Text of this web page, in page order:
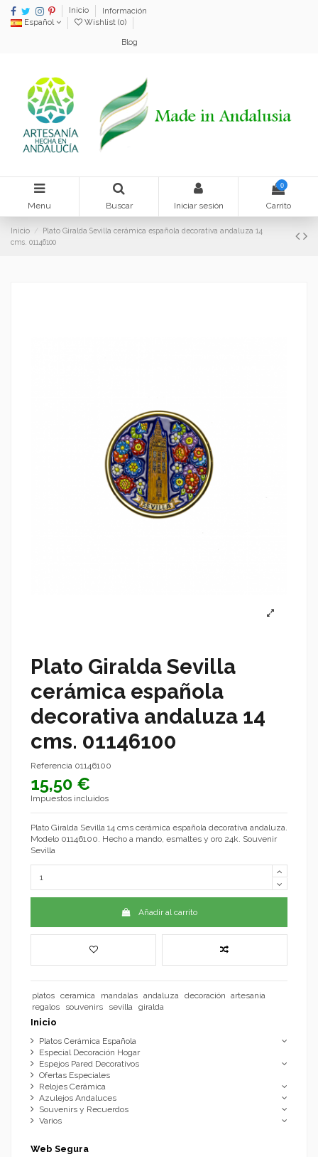
Inicio
Información
Español
Wishlist (0)
Blog
Menu Buscar Iniciar sesión
0
Carrito
Inicio
Plato Giralda Sevilla cerámica española decorativa andaluza 14
cms. 01146100
Plato Giralda Sevilla
cerámica española
decorativa andaluza 14
cms. 01146100
Referencia 01146100
15,50 €
Impuestos incluidos
Plato Giralda Sevilla 14 cms cerámica española decorativa andaluza.
Modelo 01146100. Hecho a mando, esmaltes y oro 24k. Souvenir
Sevilla
Añadir al carrito
platos ceramica mandalas andaluza decoración artesania
regalos
souvenirs sevilla giralda
Inicio
Platos Cerámica Española
Especial Decoración Hogar
Espejos Pared Decorativos
Ofertas Especiales
Relojes Cerámica
Azulejos Andaluces
Souvenirs y Recuerdos
Varios
Web Segura